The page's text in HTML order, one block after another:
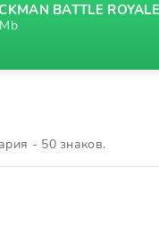
BATTLE
- 50 знаков.